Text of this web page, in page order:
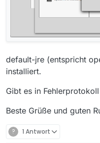
default-jre (entspricht
installiert.
Gibt es in
Beste Grüße und guten
? 1 Antwort